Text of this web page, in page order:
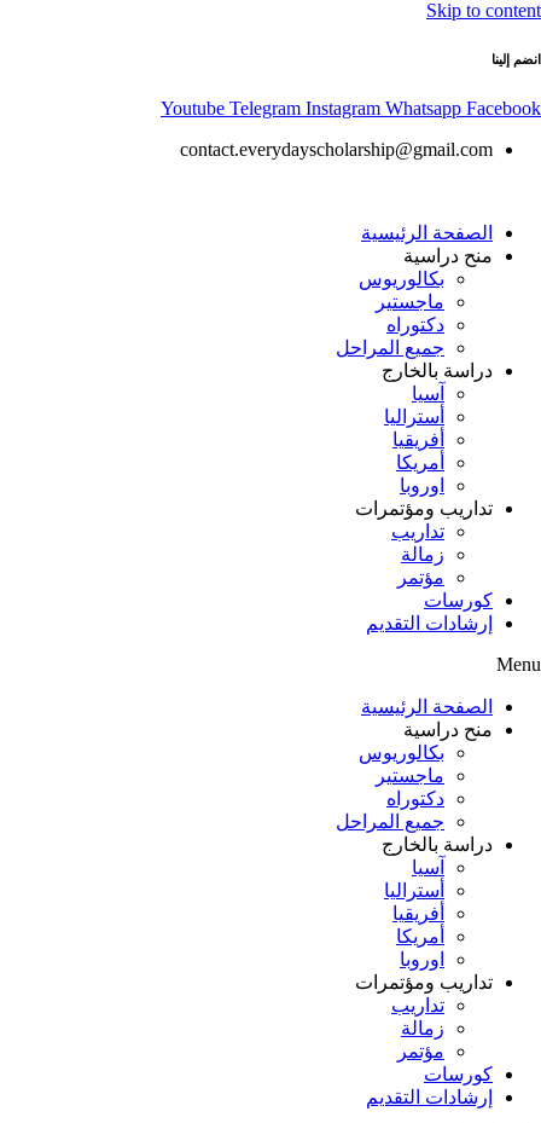
Skip to content
انضم إلينا
Youtube Telegram Instagram Whatsapp Facebook
contact.everydayscholarship@gmail.com
الصفحة الرئيسية
منح دراسية
بكالوريوس
ماجستير
دكتوراه
جميع المراحل
دراسة بالخارج
آسيا
أستراليا
أفريقيا
أمريكا
اوروبا
تداريب ومؤتمرات
تداريب
زمالة
مؤتمر
كورسات
إرشادات التقديم
Menu
الصفحة الرئيسية
منح دراسية
بكالوريوس
ماجستير
دكتوراه
جميع المراحل
دراسة بالخارج
آسيا
أستراليا
أفريقيا
أمريكا
اوروبا
تداريب ومؤتمرات
تداريب
زمالة
مؤتمر
كورسات
إرشادات التقديم